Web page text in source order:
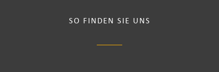
SO FINDEN SIE UNS